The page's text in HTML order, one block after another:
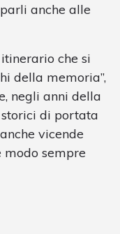
anche alle
che si
della memoria”,
negli anni della
di portata
vicende
modo sempre